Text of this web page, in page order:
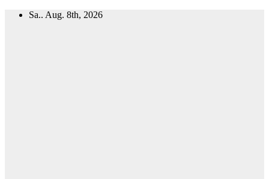
Zum
Sa.. Aug. 8th, 2026